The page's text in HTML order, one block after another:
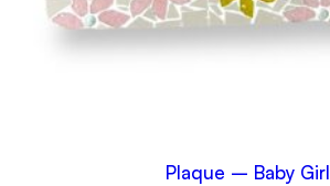
Plaque – Baby Girl